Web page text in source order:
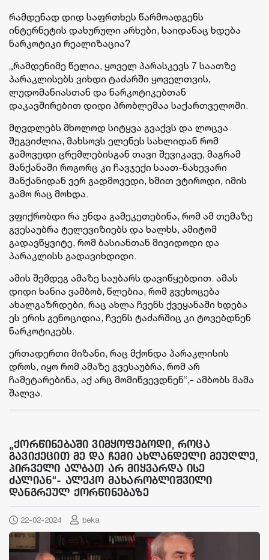
რამდენად დიდ საფრთხეს წარმოადგენს
ინტერნეტის დახურული არხები, საიდანაც ხდება
ნარკოტიკი რეალიზაცია?
„რამდენიმე წელია, ყოველ პარასკევს 7 საათზე
პარაკლისებს ვიხდი ტაძარში ყოველთვის,
ლუდომანიასთან და ნარკოტიკებთან
დაკავშირებით დიდი პრობლემაა საქართველოში.
მღვდლებს მხოლოდ სიტყვა გვაქვს და ლოცვა
შეგვიძლია, მახსოვს ელენეს სახლიდან რომ
გამოვედი ცრემლებისგან თავი შევიკავე, მაგრამ
მანქანაში როგორც კი ჩავჯექი საათ-ნახევარი
მანქანიდან ვერ გადმოვედი, ხმით ვტიროდი, იმის
გამო რაც მოხდა.
ვფიქრობდი რა უნდა გამეკეთებინა, რომ ამ თემაზე
გვესაუბრა ტელევიზიებს და ხალხს, ამიტომ
გადავწყვიტე, რომ ბასიანთან მივიდოდი და
პარაკლისს გადავიხდიდი.
ამის შემდეგ ამაზე საუბარს დავიწყებდით. ამას
დიდი ხანია ვამბობ, წლებია, რომ გვეხოცება
ახალგაზრდები, რაც ახლა ჩვენს ქვეყანაში ხდება
ეს ერის გენოციდია, ჩვენს ტაძარშიც კი ტოვებდნენ
ნარკოტიკებს.
ერთადერთი მიზანი, რაც მქონდა პარაკლისის
დროს, იყო რომ ამაზე გვესაუბრა, რომ არ
ჩამეტარებინა, აქ არც მომიწვევდნენ“,- ამბობს მამა
შალვა.
„ქორწინებაში ვიმყოფებოდი, როცა
გავიქეცით მე და ჩემი ახლანდელი მეუღლე,
პირველი ალბათ არ მიყვარდა ისე
ძალიან“- ალეკო მახარობლიშვილი
დანგრეულ ქორწინებაზე
22-02-2024 beka